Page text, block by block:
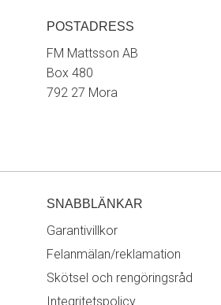
POSTADRESS
FM Mattsson AB
Box 480
792 27 Mora
SNABBLÄNKAR
Garantivillkor
Felanmälan/reklamation
Skötsel och rengöringsråd
Integritetspolicy